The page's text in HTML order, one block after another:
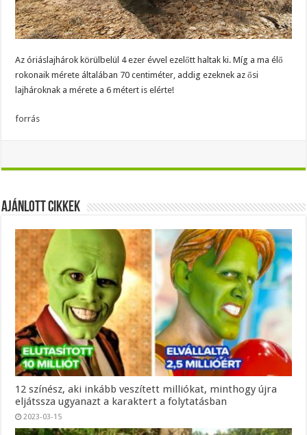
Az óriáslajhárok körülbelül 4 ezer évvel ezelőtt haltak ki. Míg a ma élő
rokonaik mérete általában 70 centiméter, addig ezeknek az ősi
lajhároknak a mérete a 6 métert is elérte!
forrás
Ajánlott Cikkek
12 színész, aki inkább veszített milliókat, minthogy újra
eljátssza ugyanazt a karaktert a folytatásban
2023-03-15